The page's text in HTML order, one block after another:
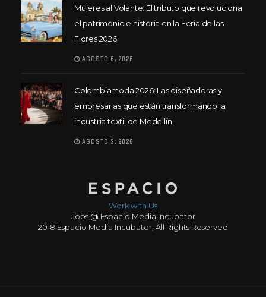
Mujeres al Volante: El tributo que revoluciona
el patrimonio e historia en la Feria de las
Flores 2026
AGOSTO 6, 2026
Colombiamoda 2026: Las diseñadoras y
empresarias que están transformando la
industria textil de Medellín
AGOSTO 3, 2026
Work with Us
Jobs @ Espacio Media Incubator
2018 Espacio Media Incubator, All Rights Reserved